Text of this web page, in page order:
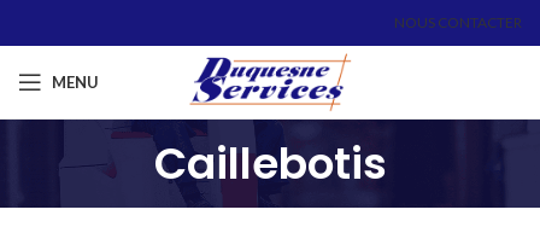
NOUS CONTACTER
MENU
Caillebotis